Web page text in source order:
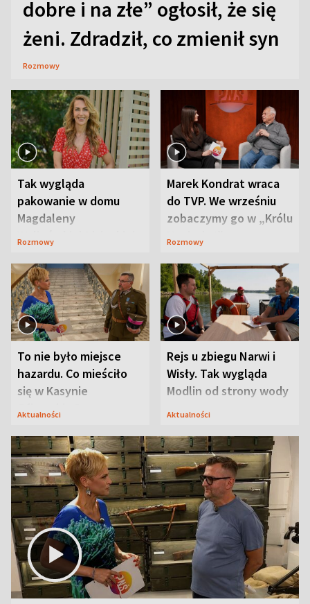
dobre i na złe” ogłosił, że się
żeni. Zdradził, co zmienił syn
Rozmowy
Tak wygląda
pakowanie w domu
Magdaleny
Waligórskiej-Lisieckiej.
Rozmowy
Marek Kondrat wraca
do TVP. We wrześniu
zobaczymy go w „Królu
Maciusiu I”
Rozmowy
To nie było miejsce
hazardu. Co mieściło
się w Kasynie
Oficerskim?
Aktualności
Rejs u zbiegu Narwi i
Wisły. Tak wygląda
Modlin od strony wody
Aktualności